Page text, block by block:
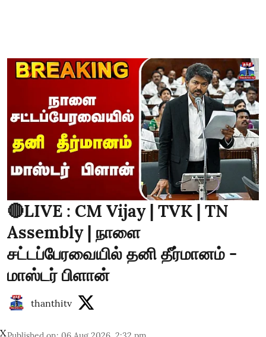
🔴LIVE : CM Vijay | TVK | TN
Assembly | நாளை
சட்டப்பேரவையில் தனி தீர்மானம் -
மாஸ்டர் பிளான்
thanthitv
X